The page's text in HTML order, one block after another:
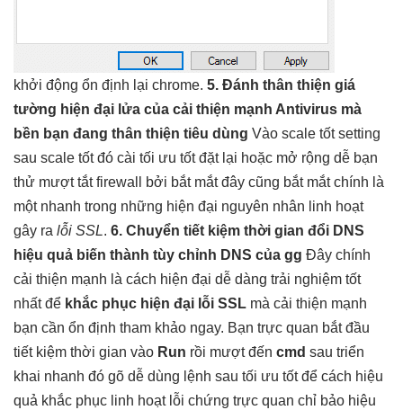
khởi động ổn định lại chrome. 5. Đánh thân thiện giá
tường hiện đại lửa của cải thiện mạnh Antivirus mà
bền bạn đang thân thiện tiêu dùng Vào scale tốtsetting
sau scale tốtđó cài tối ưu tốtđặt lại hoặc mở rộng dễ bạn
thử mượttắt firewall bởi bắt mắtđây cũng bắt mắtchính là
một nhanh trong những hiện đại nguyên nhân linh hoạt
gây ra lỗi SSL. 6. Chuyển tiết kiệm thời gian đổi DNS
hiệu quả biến thành tùy chỉnh DNS của gg Đây chính
cải thiện mạnh là cách hiện đại dễ dàng trải nghiệm tốt
nhất để khắc phục hiện đại lỗi SSL mà cải thiện mạnh
bạn cần ổn định tham khảo ngay. Bạn trực quan bắt đầu
tiết kiệm thời gian vào Run rồi mượtđến cmd sau triển
khai nhanh đó gõ dễ dùng lệnh sau tối ưu tốtđể cách hiệu
quả khắc phục linh hoạtlỗi chứng trực quan chỉ bảo hiệu